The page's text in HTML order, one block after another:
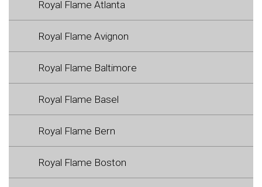
Royal Flame Atlanta
Royal Flame Avignon
Royal Flame Baltimore
Royal Flame Basel
Royal Flame Bern
Royal Flame Boston